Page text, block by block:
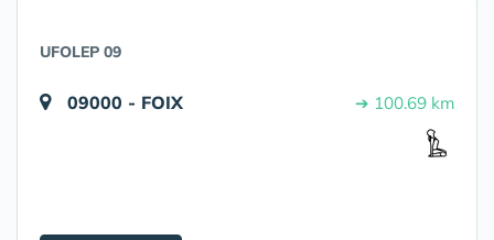
UFOLEP 09
09000 - FOIX ➔ 100.69 km